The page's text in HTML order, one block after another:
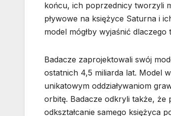
końcu, ich poprzednicy tworzyli
pływowe na księżyce Saturna i
model mógłby wyjaśnić
Badacze zaprojektowali swój
ostatnich 4,5 miliarda lat. Model
unikatowym oddziaływaniom
orbitę. Badacze odkryli także, że
odkształcanie samego księżyca